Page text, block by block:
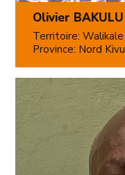
Olivier BAKULU
Territoire: Walikale
Province: Nord Kivu